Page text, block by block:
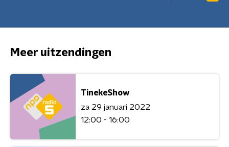
Meer uitzendingen
TinekeShow
za 29 januari 2022
12:00 - 16:00